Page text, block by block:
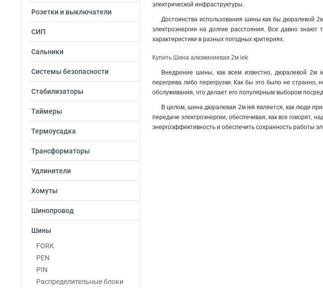
Розетки и выключатели
СИП
Сальники
Системы безопасности
Стабилизаторы
Таймеры
Термоусадка
Трансформаторы
Удлинители
Хомуты
Шинопровод
Шины
FORK
PEN
PIN
Распределительные блоки
электрической инфраструктуры.
Достоинства использования шины как бы дюралевой
электроэнергии на долгие расстояния. Все давно
характеристики в разных погодных критериях.
Купить Шина алюминиевая 2м iek
Внедрение шины, как всем известно, дюралевой 2м
перегрева либо перегрузки. Как бы это было не странно,
обслуживания, что делает его популярным выбором
В целом, шина дюралевая 2м iek является, как люди
передаче электроэнергии, обеспечивая, как все говорят,
энергоэффективность и обеспечить сохранность работы